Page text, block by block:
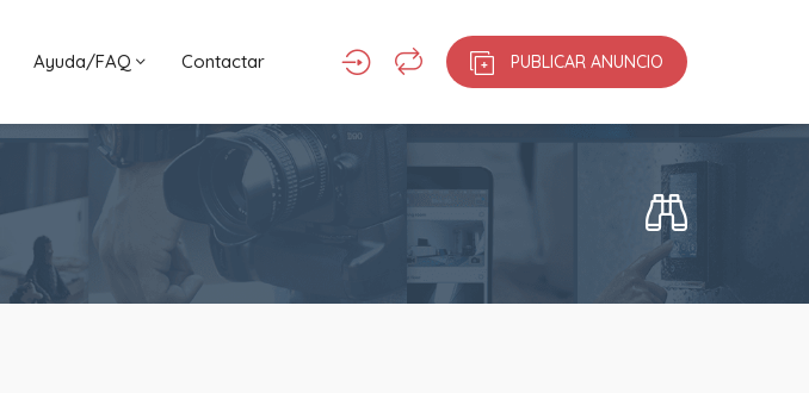
Ayuda/FAQ Contactar PUBLICAR ANUNCIO